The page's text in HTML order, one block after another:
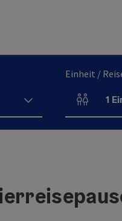
1